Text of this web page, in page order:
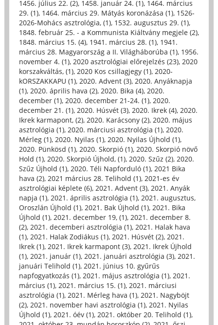
1456. július 22. (2), 1458. január 24. (1), 1464. március
29. (1), 1464. március 29. Mátyás koronázása (1), 1526-
2026-Mohács asztrológia, (1), 1532. augusztus 29. (1),
1848. február 25. - a Kommunista Kiáltvány megjele (2),
1848. március 15. (4), 1941. március 28. (1), 1941.
március 28. Magyarország a II. Világháborúba (1), 1956.
november 4. (1), 2020 asztrológiai előrejelzés (23), 2020
korszakváltás, (1), 2020 Kos csillagjegy (1), 2020-
kORSZAKKAPU (1), 2020. Advent (3), 2020. Anyáknapja
(1), 2020. április hava (2), 2020. Bika (4), 2020.
december (1), 2020. december 21-24. (1), 2020.
december 21. (1), 2020. Húsvét (3), 2020. Ikrek (4), 2020.
Ikrek karmapont, (2), 2020. Karácsony (2), 2020. május
asztrológia (1), 2020. márciusi asztrológia (1), 2020.
Mérleg (1), 2020. Nyilas (1), 2020. Nyilas Újhold (1),
2020. Pünkösd (1), 2020. Skorpió (1), 2020. Skorpió növő
Hold (1), 2020. Skorpió Újhold, (1), 2020. Szűz (2), 2020.
Szűz Újhold (1), 2020. Téli Napforduló (1), 2021 Bika
hava (2), 2021 március 28. Telihold (1), 2021-es év
asztrológiai képlete (6), 2021. Advent (3), 2021. Anyák
napja (1), 2021. április asztrológia (1), 2021. augusztus,
Oroszlán Újhold (1), 2021. Bak Újhold (1), 2021. Bika
Újhold (1), 2021. december 19, (1), 2021. december 8.
(2), 2021. decemberi asztrológia (1), 2021. Halak hava
(1), 2021. Halak Zodiákus (1), 2021. Húsvét (2), 2021.
Ikrek (1), 2021. Ikrek karmapont (3), 2021. Ikrek Újhold
(1), 2021. január (1), 2021. januári asztrológia (3), 2021.
januári Telihold (1), 2021. június 10. gyűrűs
napfogyatkozás (1), 2021. május asztrológia (1), 2021.
március (1), 2021. március 15. (1), 2021. márciusi
asztrológia (1), 2021. Mérleg hava (1), 2021. Nagyböjt
(2), 2021. november havi asztrológia (1), 2021. Nyilas
Újhold (1), 2021. óév (1), 2021. október 20. Telihold (1),